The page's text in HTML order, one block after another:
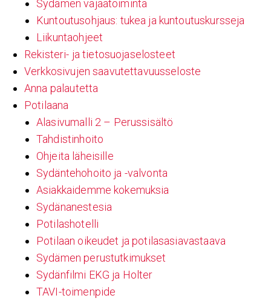
Sydämen vajaatoiminta
Kuntoutusohjaus: tukea ja kuntoutuskursseja
Liikuntaohjeet
Rekisteri- ja tietosuojaselosteet
Verkkosivujen saavutettavuusseloste
Anna palautetta
Potilaana
Alasivumalli 2 – Perussisältö
Tahdistinhoito
Ohjeita läheisille
Sydäntehohoito ja -valvonta
Asiakkaidemme kokemuksia
Sydänanestesia
Potilashotelli
Potilaan oikeudet ja potilasasiavastaava
Sydämen perustutkimukset
Sydänfilmi EKG ja Holter
TAVI-toimenpide